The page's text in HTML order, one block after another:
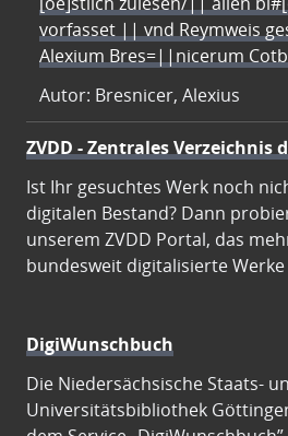
vorfasset || vnd Reymweis
Alexium Bres=||nicerum
Autor: Bresnicer, Alexius
ZVDD - Zentrales
Ist Ihr gesuchtes Werk noch
digitalen Bestand? Dann
unserem ZVDD Portal, das
bundesweit digitalisierte
DigiWunschbuch
Die Niedersächsische Staats-
Universitätsbibliothek